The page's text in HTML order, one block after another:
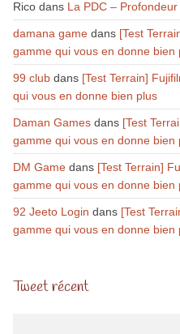
Ricodans La PDC –
damana gamedans [Test
gamme qui vous en donne bien
99 clubdans [Test Terrain]
qui vous en donne bien plus
Daman Gamesdans [Test
gamme qui vous en donne bien
DM Gamedans [Test Terrain]
gamme qui vous en donne bien
92 Jeeto Login dans [Test
gamme qui vous en donne bien
Tweet récent